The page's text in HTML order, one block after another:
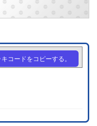
コードをコピーする。